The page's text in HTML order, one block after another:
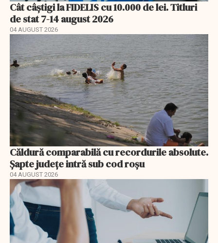
Cât câștigi la FIDELIS cu 10.000 de lei. Titluri
de stat 7-14 august 2026
04 AUGUST 2026
Căldură comparabilă cu recordurile absolute.
Șapte județe intră sub cod roșu
04 AUGUST 2026